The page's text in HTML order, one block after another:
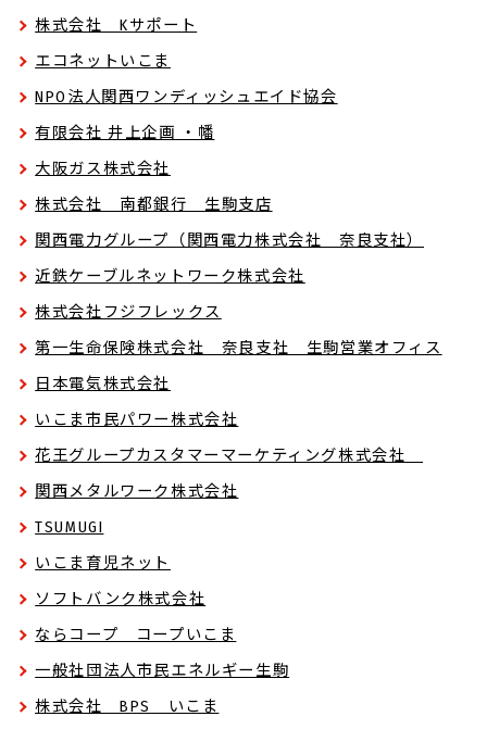
株式会社 Kサポート
エコネットいこま
NPO法人関西ワンディッシュエイド協会
有限会社 井上企画 ・幡
大阪ガス株式会社
株式会社 南都銀行 生駒支店
関西電力グループ（関西電力株式会社 奈良支社）
近鉄ケーブルネットワーク株式会社
株式会社フジフレックス
第一生命保険株式会社 奈良支社 生駒営業オフィス
日本電気株式会社
いこま市民パワー株式会社
花王グループカスタマーマーケティング株式会社
関西メタルワーク株式会社
TSUMUGI
いこま育児ネット
ソフトバンク株式会社
ならコープ コープいこま
一般社団法人市民エネルギー生駒
株式会社 BPS いこま